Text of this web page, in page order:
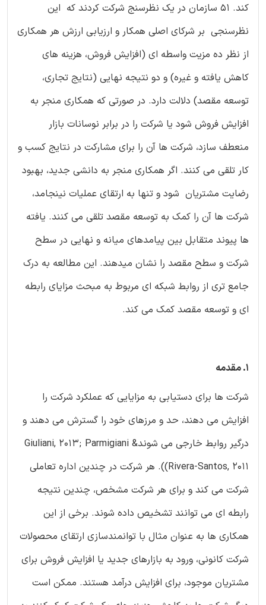
کند. 51 سازمان در یک نظرسنج شرکت کردند که این
نظرسنجی بر شرکای اصلی همکار و ارزیابی ارزش هر همکاری
از نظر ده مزیت واسطه ای (افزایش فروش، هزینه های
کاهش یافته و غیره) و دو نتیجه نهایی (نتایج تجاری،
توسعه مقصد) دلالت دارد. در صورتی که همکاری منجر به
افزایش فروش شود یا شرکت را در برابر نوسانات بازار
منعطف سازد، شرکت ها آن را برای مشارکت در نتایج کسب و
کار تلقی می کنند. اگر همکاری منجر به دانشی جدید، بهبود
رضایت مشتریان شود و تنها به ارتقای عملیات نینجامد،
شرکت ها آن را کمک به توسعه مقصد تلقی می کنند. یافته
ها پیوند متقابل بین پیامدهای میانه و نهایی در سطح
شرکت و سطح مقصد را نشان میدهند. این مطالعه به درک
جامع تری از روابط شبکه ای مربوط به مبحث مزایای رابطه
ای و توسعه مقصد کمک می کند.
1. مقدمه
شرکت ها برای دستیابی به مزایایی که عملکرد شرکت را
افزایش می دهند، حد و مرزهای خود را گسترش می دهند و
درگیر روابط خارجی می شوندGiuliani, 2013; Parmigiani &
Rivera-Santos, 2011)). هر شرکت در چندین اداره تعاملی
شرکت می کند و برای هر شرکت مشخص، چندین نتیجه
رابطه ای می توانند تشخیص داده شوند. برخی از این
همکاری ها به عنوان مثال با توانمندسازی ارتقای محصولات
شرکت کانونی، ورود به بازارهای جدید یا افزایش فروش برای
مشتریان موجود، برای افزایش درآمد هستند. ممکن است